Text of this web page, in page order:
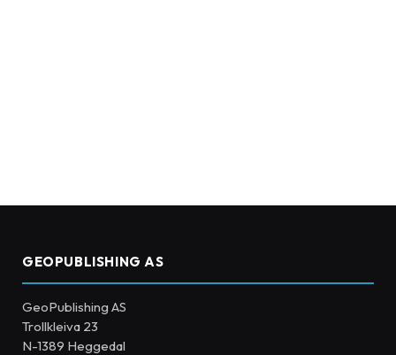
GEOPUBLISHING AS
GeoPublishing AS
Trollkleiva 23
N-1389 Heggedal